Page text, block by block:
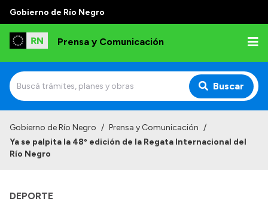
Gobierno de Río Negro
Prensa y Comunicación
Buscar
Institucional
Referentes de prensa
Gobierno de Río Negro / Prensa y Comunicación /
Ya se palpita la 48º edición de la Regata Internacional del
Río Negro
DEPORTE